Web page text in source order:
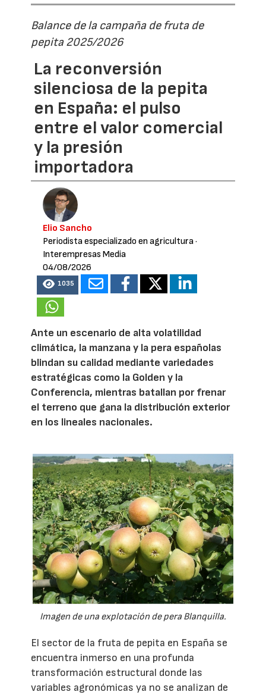
Balance de la campaña de fruta de
pepita 2025/2026
La reconversión
silenciosa de la pepita
en España: el pulso
entre el valor comercial
y la presión
importadora
Elio Sancho
Periodista especializado en agricultura·
Interempresas Media
04/08/2026
1035
Ante un escenario de alta volatilidad
climática, la manzana y la pera españolas
blindan su calidad mediante variedades
estratégicas como la Golden y la
Conferencia, mientras batallan por frenar
el terreno que gana la distribución exterior
en los lineales nacionales.
Imagen de una explotación de pera Blanquilla.
El sector de la fruta de pepita en España se
encuentra inmerso en una profunda
transformación estructural donde las
variables agronómicas ya no se analizan de